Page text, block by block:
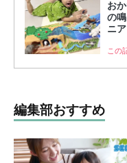
お
の
ニ
この
編集部おすすめ